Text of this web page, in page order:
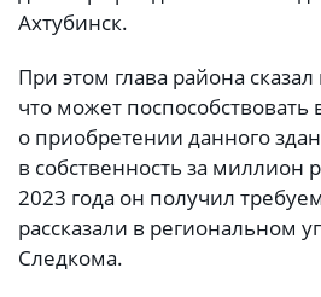
Ахтубинск.
При этом глава района
что может
о приобретении данного
в собственность за миллион
2023 года он получил
рассказали в региональном
Следкома.